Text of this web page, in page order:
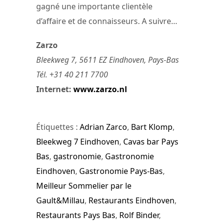
gagné une importante clientèle
d’affaire et de connaisseurs. A suivre…
Zarzo
Bleekweg 7, 5611 EZ Eindhoven, Pays-Bas
Tél. +31 40 211 7700
Internet: www.zarzo.nl
Étiquettes : Adrian Zarco, Bart Klomp,
Bleekweg 7 Eindhoven, Cavas bar Pays
Bas, gastronomie, Gastronomie
Eindhoven, Gastronomie Pays-Bas,
Meilleur Sommelier par le
Gault&Millau, Restaurants Eindhoven,
Restaurants Pays Bas, Rolf Binder,